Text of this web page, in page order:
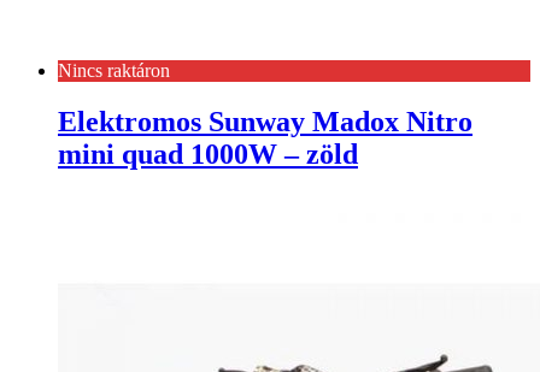
Nincs raktáron
Elektromos Sunway Madox Nitro
mini quad 1000W – zöld